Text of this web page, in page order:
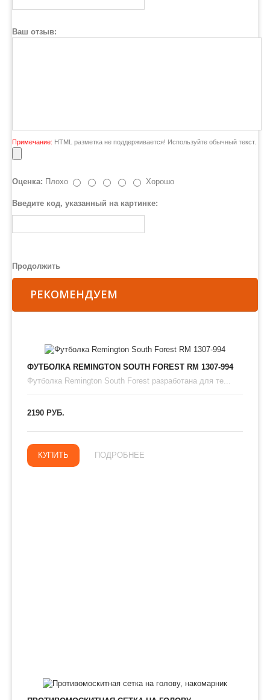
Ваш отзыв:
Примечание: HTML разметка не поддерживается! Используйте обычный текст.
Оценка: Плохо Хорошо
Введите код, указанный на картинке:
Продолжить
РЕКОМЕНДУЕМ
ФУТБОЛКА REMINGTON SOUTH FOREST RM 1307-994
Футболка Remington South Forest разработана для те...
2190 РУБ.
КУПИТЬ ПОДРОБНЕЕ